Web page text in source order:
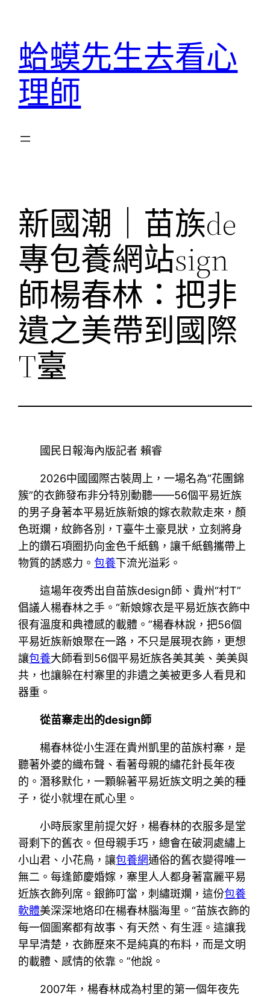
蛤蟆先生去看心
理師
新國潮｜苗族de
專包養網站sign
師楊春林：把非
遺之美帶到國際
T臺
國民日報海內版記者 賴睿
2026中國國際古裝周上，一場名為“花團錦
簇”的衣飾發布非分特別動聽——56個平易近族
的男子身著本平易近族新娘的嫁衣款款走來，顏
色斑斕，紋飾各別，T臺牛土豪見狀，立刻將身
上的鑽石項圈扔向金色千紙鶴，讓千紙鶴攜帶上
物質的誘惑力。包養下流光溢彩。
這場年夜秀出自苗族design師、貴州“村T”
倡議人楊春林之手。“新娘嫁衣是平易近族衣飾中
很有溫度和典禮感的載體。”楊春林說，把56個
平易近族新娘聚在一路，不只是展現衣飾，更想
讓包養大師看到56個平易近族各美其美、美美與
共，也讓躲在村寨里的非遺之美被更多人看見和
器重。
從苗寨走出的design師
楊春林從小生涯在貴州凱里的苗族村寨，是
聽著外婆的織布聲、看著母親的繡花針長年夜
的。潛移默化，一顆躲著平易近族文明之美的種
子，從小就埋在貳心里。
小時辰家里前提欠好，楊春林的衣服多是堂
哥剩下的舊衣。但母親手巧，總會在破洞處繡上
小山君、小花鳥，讓包養網通俗的舊衣變得唯一
無二。每逢節慶婚嫁，寨里人人都身著富麗平易
近族衣飾列席。銀飾叮當，刺繡斑斕，這份包養
軟體美深深地烙印在楊春林腦海里。“苗族衣飾的
每一個圖案都有故事、有天然、有生涯。這讓我
早早清楚，衣飾歷來不是純真的布料，而是文明
的載體、感情的依靠。”他說。
2007年，楊春林成為村里的第一個年夜先